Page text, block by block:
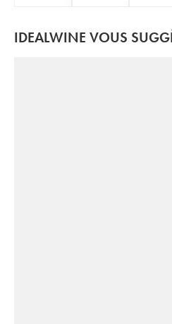
IDEALWINE VOUS